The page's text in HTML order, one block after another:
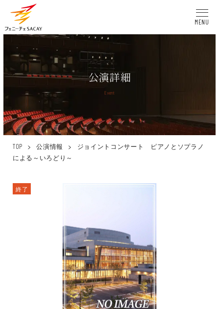
MENU
公演詳細
Event
TOP > 公演情報 >
ジョイントコンサート ピアノとソプラノ
による～いろどり～
終了